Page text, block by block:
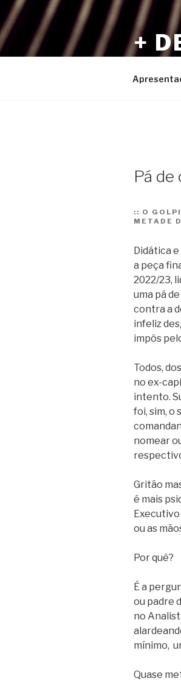
Pular
para
o
conteúdo
+
Pá de
:: O
METADE
Didática
a peça
2022/23,
uma pá
contra a
infeliz
impôs
Todos,
no ex-
intento.
foi, sim, o
nomear
Gritão
é mais
Executivo
ou as
Por quê?
É a
ou padre
no
mínimo,
Quase